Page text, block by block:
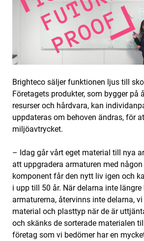
‌Brighteco säljer funktionen ljus till
Företagets produkter, som bygger på
resurser och hårdvara, kan
uppdateras om behoven ändras, för
miljöavtrycket.
– Idag går vårt eget material till nya
att uppgradera armaturen med
komponent får den nytt liv igen och
i upp till 50 år. När delarna inte
armaturerna, återvinns inte delarna,
material och plasttyp när de är
och skänks de sorterade materialen
företag som vi bedömer har en